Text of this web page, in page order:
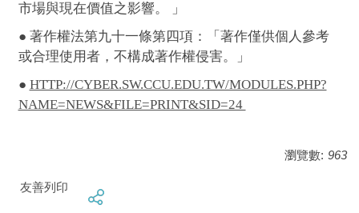
市場與現在價值之影響。 」
● 著作權法第九十一條第四項：「著作僅供個人參考
或合理使用者，不構成著作權侵害。」
● HTTP://CYBER.SW.CCU.EDU.TW/MODULES.PHP?
NAME=NEWS&FILE=PRINT&SID=24
瀏覽數: 963
友善列印